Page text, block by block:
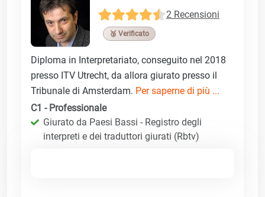
2 Recensioni
🥉 Verificato
Diploma in Interpretariato, conseguito nel 2018
presso ITV Utrecht, da allora giurato presso il
Tribunale di Amsterdam. Per saperne di più ...
C1 - Professionale
Giurato da Paesi Bassi - Registro degli
interpreti e dei traduttori giurati (Rbtv)